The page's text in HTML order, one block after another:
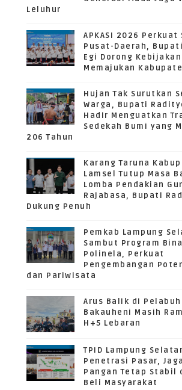
Leluhur
APKASI 2026 Perkuat
Pusat-Daerah,
Egi Dorong
Memajukan
Hujan Tak Surutkan
Warga, Bupati
Hadir Menguatkan
Sedekah Bumi yang
206 Tahun
Karang Taruna
Lamsel Tutup Masa
Lomba Pendakian
Rajabasa, Bupati
Dukung Penuh
Pemkab Lampung
Sambut Program
Polinela, Perkuat
Pengembangan
dan Pariwisata
Arus Balik di
Bakauheni Masih
H+5 Lebaran
TPID Lampung
Penetrasi Pasar,
Pangan Tetap Stabil
Beli Masyarakat